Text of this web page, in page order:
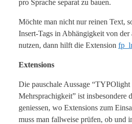
pro Sprache separat zu bauen.
Möchte man nicht nur reinen Text,
Insert-Tags in Abhängigkeit von der
nutzen, dann hilft die Extension
Extensions
Die pauschale Aussage “TYPOlight
Mehrsprachigkeit” ist insbesondere
geniessen, wo Extensions zum
muss man fallweise prüfen, ob und